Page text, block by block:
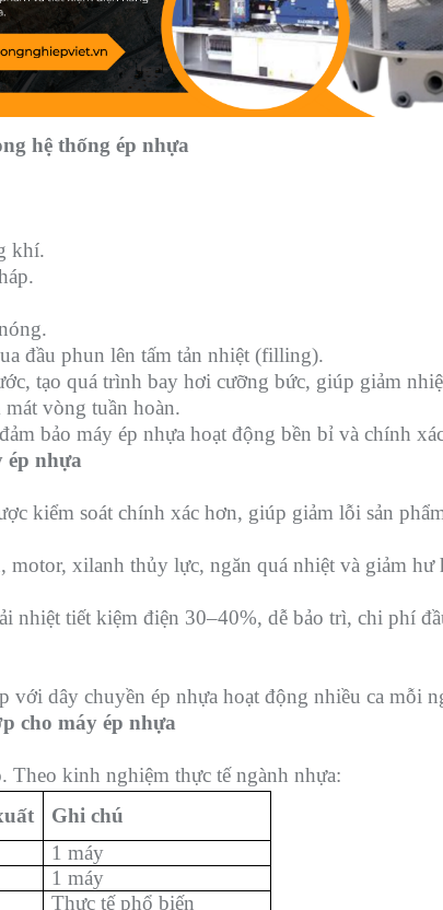
hệ thống ép nhựa
khí.
đầu phun lên tấm tản nhiệt (filling).
tạo quá trình bay hơi cưỡng bức, giúp giảm
vòng tuần hoàn.
bảo máy ép nhựa hoạt động bền bỉ và chính
ép nhựa
kiểm soát chính xác hơn, giúp giảm lỗi sản
motor, xilanh thủy lực, ngăn quá nhiệt và giảm
nhiệt tiết kiệm điện 30–40%, dễ bảo trì, chi phí
dây chuyền ép nhựa hoạt động nhiều ca mỗi
cho máy ép nhựa
Theo kinh nghiệm thực tế ngành nhựa:
Ghi chú
1 máy
1 máy
Thực tế phổ biến